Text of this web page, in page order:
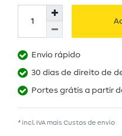
Envio rápido
30 dias de direito de
Portes grátis a partir
* incl. IVA mais Custos de envio